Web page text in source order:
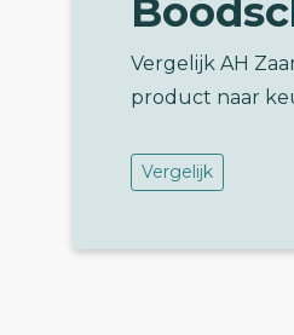
Vergelijk AH
product naar
Vergelijk